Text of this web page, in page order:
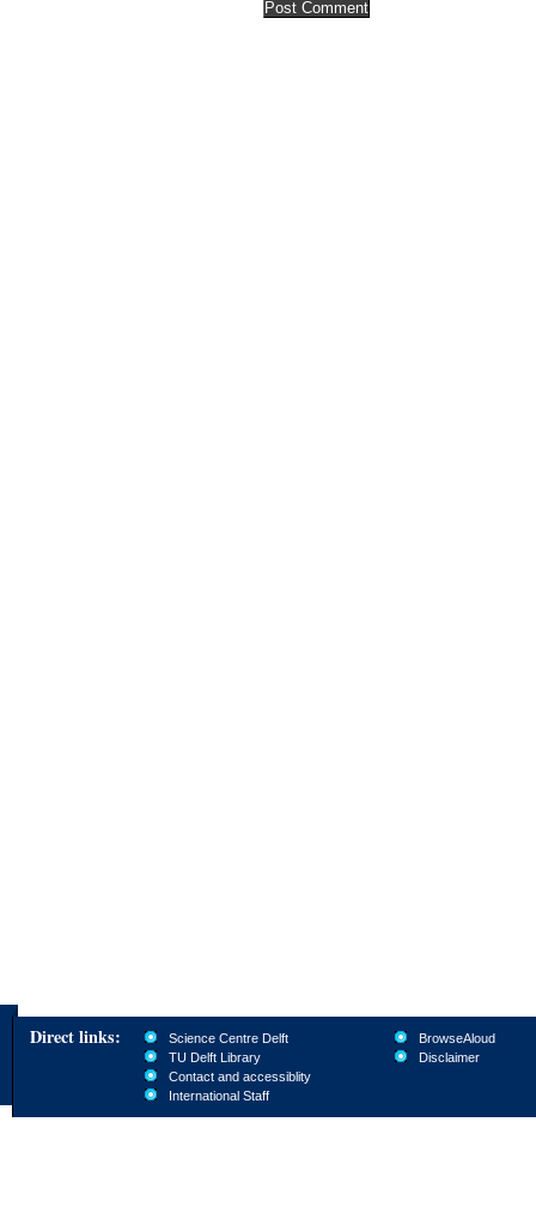
Direct links:
Science Centre Delft
TU Delft Library
Contact and accessiblity
International Staff
BrowseAloud
Disclaimer